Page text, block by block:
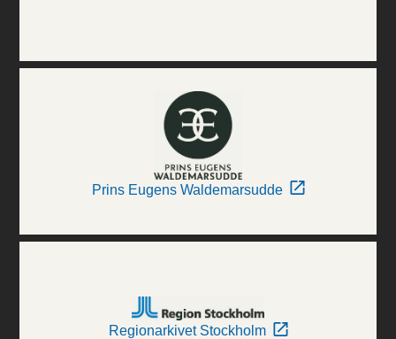
Prins Eugens Waldemarsudde
Regionarkivet Stockholm